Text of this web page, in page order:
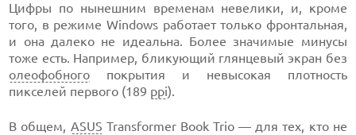
Цифры по нынешним временам невелики, и, кроме
того, в режиме Windows работает только фронтальная,
и она далеко не идеальна. Более значимые минусы
тоже есть. Например, бликующий глянцевый экран без
олеофобного покрытия и невысокая плотность
пикселей первого (189 ppi).
В общем, ASUS Transformer Book Trio — для тех, кто не